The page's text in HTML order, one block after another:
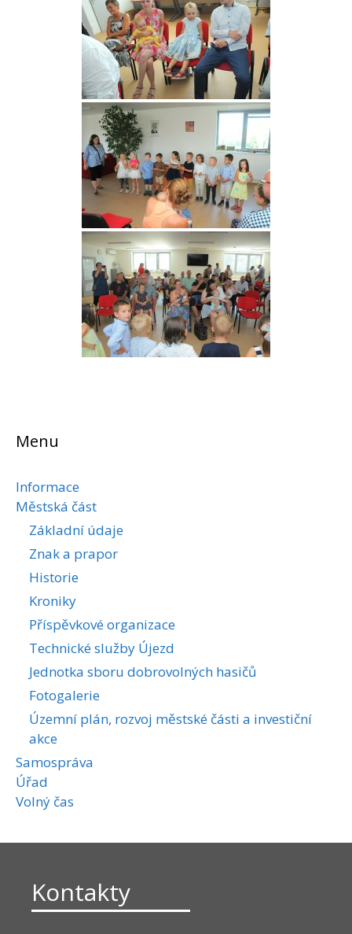
Menu
Informace
Městská část
Základní údaje
Znak a prapor
Historie
Kroniky
Příspěvkové organizace
Technické služby Újezd
Jednotka sboru dobrovolných hasičů
Fotogalerie
Územní plán, rozvoj městské části a investiční
akce
Samospráva
Úřad
Volný čas
Kontakty